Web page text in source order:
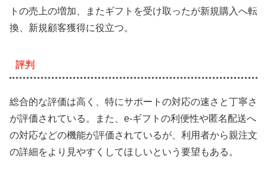
トの売上の増加、またギフトを受け取ったが新規購入へ転
換、新規顧客獲得に役立つ。
評判
総合的な評価は高く、特にサポートの対応の速さと丁寧さ
が評価されている。また、e-ギフトの利便性や匿名配送へ
の対応などの機能が評価されているが、利用者から親注文
の詳細をより見やすくしてほしいという要望もある。